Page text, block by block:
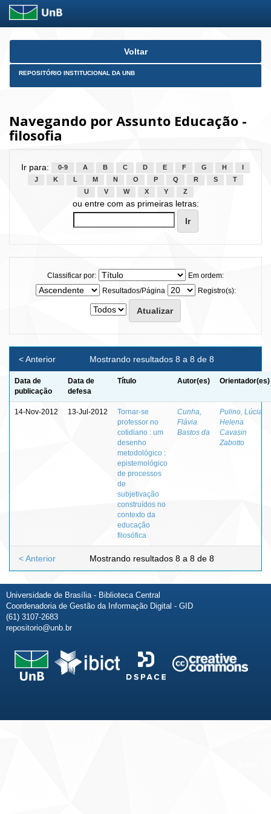
Skip
Voltar
REPOSITÓRIO INSTITUCIONAL DA UNB
Navegando por Assunto Educação -
filosofia
Ir para: 0-9 A B C D E F G H
J
K L M N O P Q R S
T
U
V W X Y Z
ou entre com as primeiras letras:
Classificar por:
Em ordem:
Resultados/Página
Registro(s):
Mostrando resultados 8 a 8 de 8
< Anterior
Data de
publicação
Data de
defesa
Título Autor(es) Orientador(es)
14-Nov-2012 13-Jul-2012
Tornar-se
professor no
cotidiano : um
desenho
metodológico :
epistemológico
de processos
de
subjetivação
construídos no
contexto da
educação
filosófica
Cunha,
Flávia
Bastos da
Pulino, Lúcia
Helena
Cavasin
Zabotto
Mostrando resultados 8 a 8 de 8
< Anterior
Universidade de Brasília - Biblioteca Central
Coordenadoria de Gestão da Informação Digital - GID
(61) 3107-2683
repositorio@unb.br